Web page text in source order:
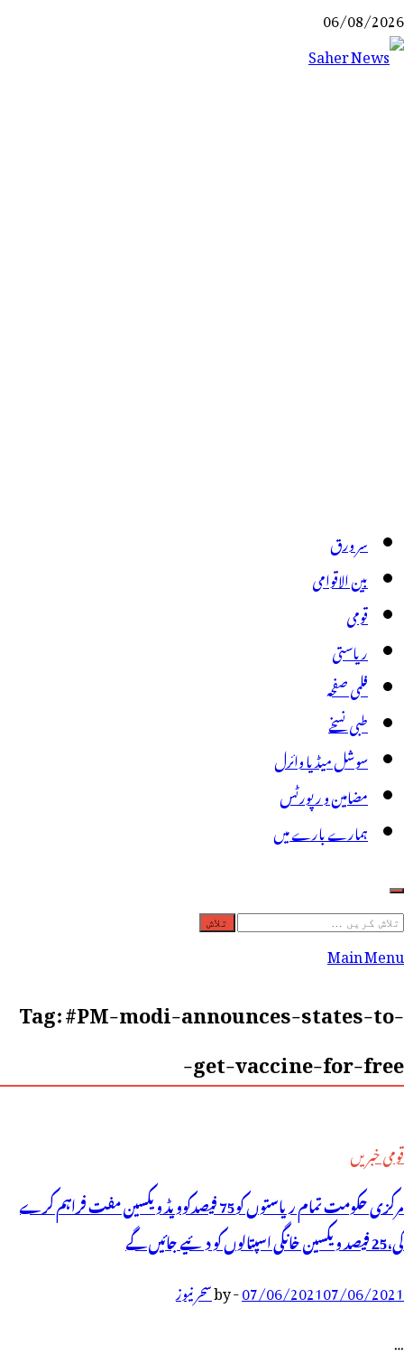
Skip
to
06/08/2026
سر ورق
بین الاقوامی
قومی
ریاستی
فلمی صفحہ
طبی نسخے
سوشل میڈیا وائرل
مضامین و رپورٹس
ہمارے بارے میں
تلاش
کریں
Main Menu
Tag:#PM-modi-announces-states-to-
get-vaccine-for-free-
قومی خبریں
مرکزی حکومت تمام ریاستوں کو75 فیصدکوویڈ ویکسین مفت فراہم کرے
گی،25 فیصد ویکسین خانگی اسپتالوں کو دئیے جائیں گے
07/06/202107/06/2021
-
byسحر نیوز
…